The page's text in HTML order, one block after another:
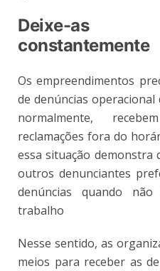
Deixe-as
constantemente
Os empreendimentos
de denúncias
normalmente,
reclamações fora do
essa situação demonstra
outros denunciantes
denúncias quando
trabalho
Nesse sentido, as
meios para receber as